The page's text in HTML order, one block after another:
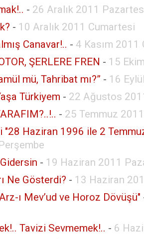
- 26 Aralık 2011
- 10 Aralık 2011 Cumartesi
Canavar!.. - 4 Kasım 2011
ŞERLERE FREN - 15
mü, Tahribat mı?” - 16
Türkiyem - 22 Ağustos
- 25 Temmuz
"28 Haziran 1996 ile 2
- 19 Haziran 2011
Ne Gösterdi? - 13 Haziran
ı Mev’ud ve Horoz Dövüşü"
Tavizi Sevmemek!.. - 6